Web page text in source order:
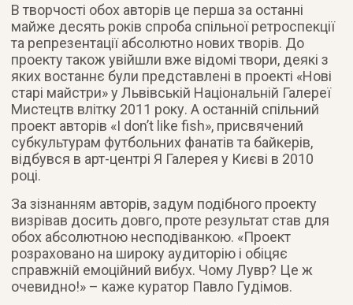
В творчості обох авторів це перша за останні
майже десять років спроба спільної ретроспекції
та репрезентації абсолютно нових творів. До
проекту також увійшли вже відомі твори, деякі з
яких востаннє були представлені в проекті «Нові
старі майстри» у Львівській Національній Галереї
Мистецтв влітку 2011 року. А останній спільний
проект авторів «I don’t like fish», присвячений
субкультурам футбольних фанатів та байкерів,
відбувся в арт-центрі Я Галерея у Києві в 2010
році.
За зізнанням авторів, задум подібного проекту
визрівав досить довго, проте результат став для
обох абсолютною несподіванкою. «Проект
розраховано на широку аудиторію і обіцяє
справжній емоційний вибух. Чому Лувр? Це ж
очевидно!» – каже куратор Павло Гудімов.